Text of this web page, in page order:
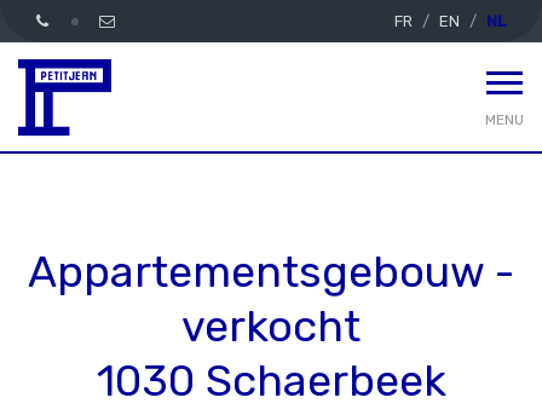
FR EN NL
MENU
Appartementsgebouw -
verkocht
1030 Schaerbeek